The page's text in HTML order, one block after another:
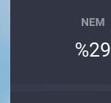
NEM
%29